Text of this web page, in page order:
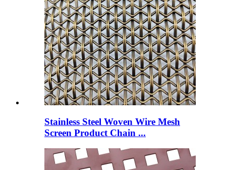
Stainless Steel Woven Wire Mesh
Screen Product Chain ...